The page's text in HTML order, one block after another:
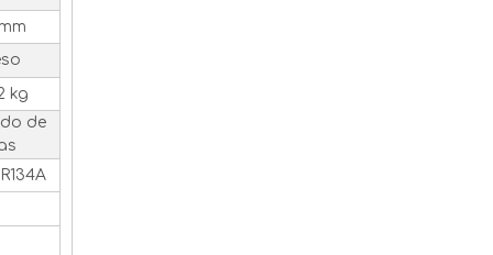
kg
de